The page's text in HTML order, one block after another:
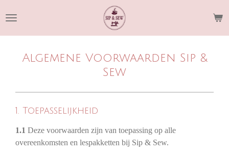
direct
naar
hoofdinhoud
Algemene Voorwaarden Sip &
Sew
1. Toepasselijkheid
1.1 Deze voorwaarden zijn van toepassing op alle
overeenkomsten en lespakketten bij Sip & Sew.